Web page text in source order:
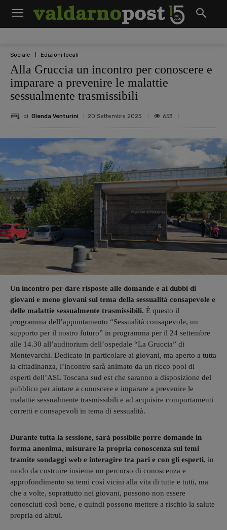
Sociale Edizioni locali
Alla Gruccia un incontro per conoscere e
imparare a prevenire le malattie
sessualmente trasmissibili
di Glenda Venturini 20 Settembre 2025 653
Un incontro per dare risposte alle domande e ai dubbi di
giovani e meno giovani sul tema della sessualità consapevole e
delle malattie sessualmente trasmissibili. È questo il
programma dell’appuntamento “Sessualità consapevole, un
supporto per il nostro futuro” in programma per il 24 settembre
alle 14.30 all’auditorium dell’ospedale “La Gruccia” di
Montevarchi. Dedicato in particolare ai giovani, ma aperto a tutta
la cittadinanza, l’incontro sarà animato da un ricco pool di
esperti dell’ASL Toscana sud est che saranno a disposizione del
pubblico per aiutare a conoscere e imparare a prevenire le
malattie sessualmente trasmissibili e ad acquisire comportamenti
corretti e consapevoli in tema di sessualità.
Durante tutta la sessione, sarà possibile porre domande in
forma anonima, misurare la propria conoscenza sui temi
tramite sondaggi web e interagire tra pari e con gli esperti, in
modo da costruire insieme un percorso di conoscenza e
approfondimento su temi così vicini alla vita di tutte e tutti, ma
che a volte, soprattutto nei giovani, possono non essere
conosciuti così bene, e quindi possono mettere a rischio la salute
propria ed altrui.